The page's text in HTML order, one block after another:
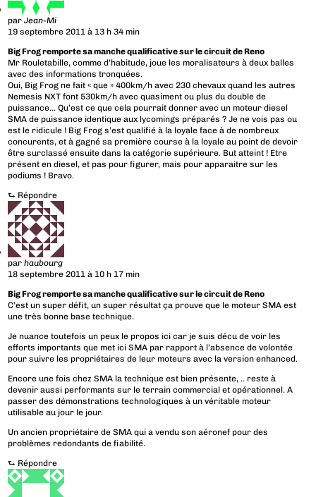
parJean-Mi
19 septembre 2011 à 13 h 34 min
Big Frog remporte sa manche qualificative sur le circuit de Reno
Mr Rouletabille, comme d’habitude, joue les moralisateurs à deux balles
avec des informations tronquées.
Oui, Big Frog ne fait « que » 400km/h avec 230 chevaux quand les autres
Nemesis NXT font 530km/h avec quasiment ou plus du double de
puissance… Qu’est ce que cela pourrait donner avec un moteur diesel
SMA de puissance identique aux lycomings préparés ? Je ne vois pas ou
est le ridicule ! Big Frog s’est qualifié à la loyale face à de nombreux
concurents, et à gagné sa première course à la loyale au point de devoir
être surclassé ensuite dans la catégorie supérieure. But atteint ! Etre
présent en diesel, et pas pour figurer, mais pour apparaitre sur les
podiums ! Bravo.
⮑ Répondre
parhaubourg
18 septembre 2011 à 10 h 17 min
Big Frog remporte sa manche qualificative sur le circuit de Reno
C’est un super défit, un super résultat ça prouve que le moteur SMA est
une très bonne base technique.
Je nuance toutefois un peux le propos ici car je suis décu de voir les
efforts importants que met ici SMA par rapport à l’absence de volontée
pour suivre les propriétaires de leur moteurs avec la version enhanced.
Encore une fois chez SMA la technique est bien présente, .. reste à
devenir aussi performants sur le terrain commercial et opérationnel. A
passer des démonstrations technologiques à un véritable moteur
utilisable au jour le jour.
Un ancien propriétaire de SMA qui a vendu son aéronef pour des
problèmes redondants de fiabilité.
⮑ Répondre